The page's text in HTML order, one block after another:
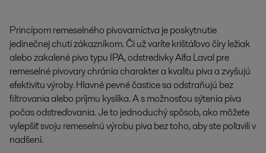
Princípom remeselného pivovarníctva je poskytnutie
jedinečnej chuti zákazníkom. Či už varíte krištáľovo číry ležiak
alebo zakalené pivo typu IPA, odstredivky Alfa Laval pre
remeselné pivovary chránia charakter a kvalitu piva a zvyšujú
efektivitu výroby. Hlavné pevné častice sa odstraňujú bez
filtrovania alebo príjmu kyslíka. A s možnosťou sýtenia piva
počas odstreďovania. Je to jednoduchý spôsob, ako môžete
vylepšiť svoju remeselnú výrobu piva bez toho, aby ste poľavili v
nadšení.